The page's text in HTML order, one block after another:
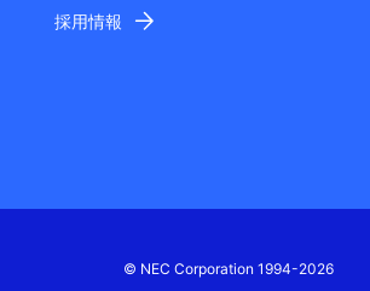
採用情報
© NEC Corporation 1994-2026